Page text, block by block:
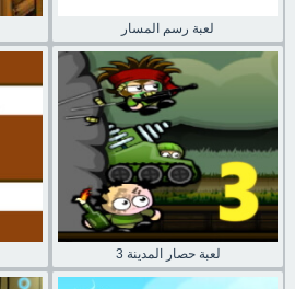
لعبة رسم المسار
لعبة حصار المدينة 3